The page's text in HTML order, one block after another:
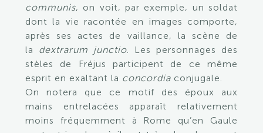
communis, on voit, par exemple, un soldat
dont la vie racontée en images comporte,
après ses actes de vaillance, la scène de
la dextrarum junctio. Les personnages des
stèles de Fréjus participent de ce même
esprit en exaltant la concordiaconjugale.
On notera que ce motif des époux aux
mains entrelacées apparaît relativement
moins fréquemment à Rome qu’en Gaule